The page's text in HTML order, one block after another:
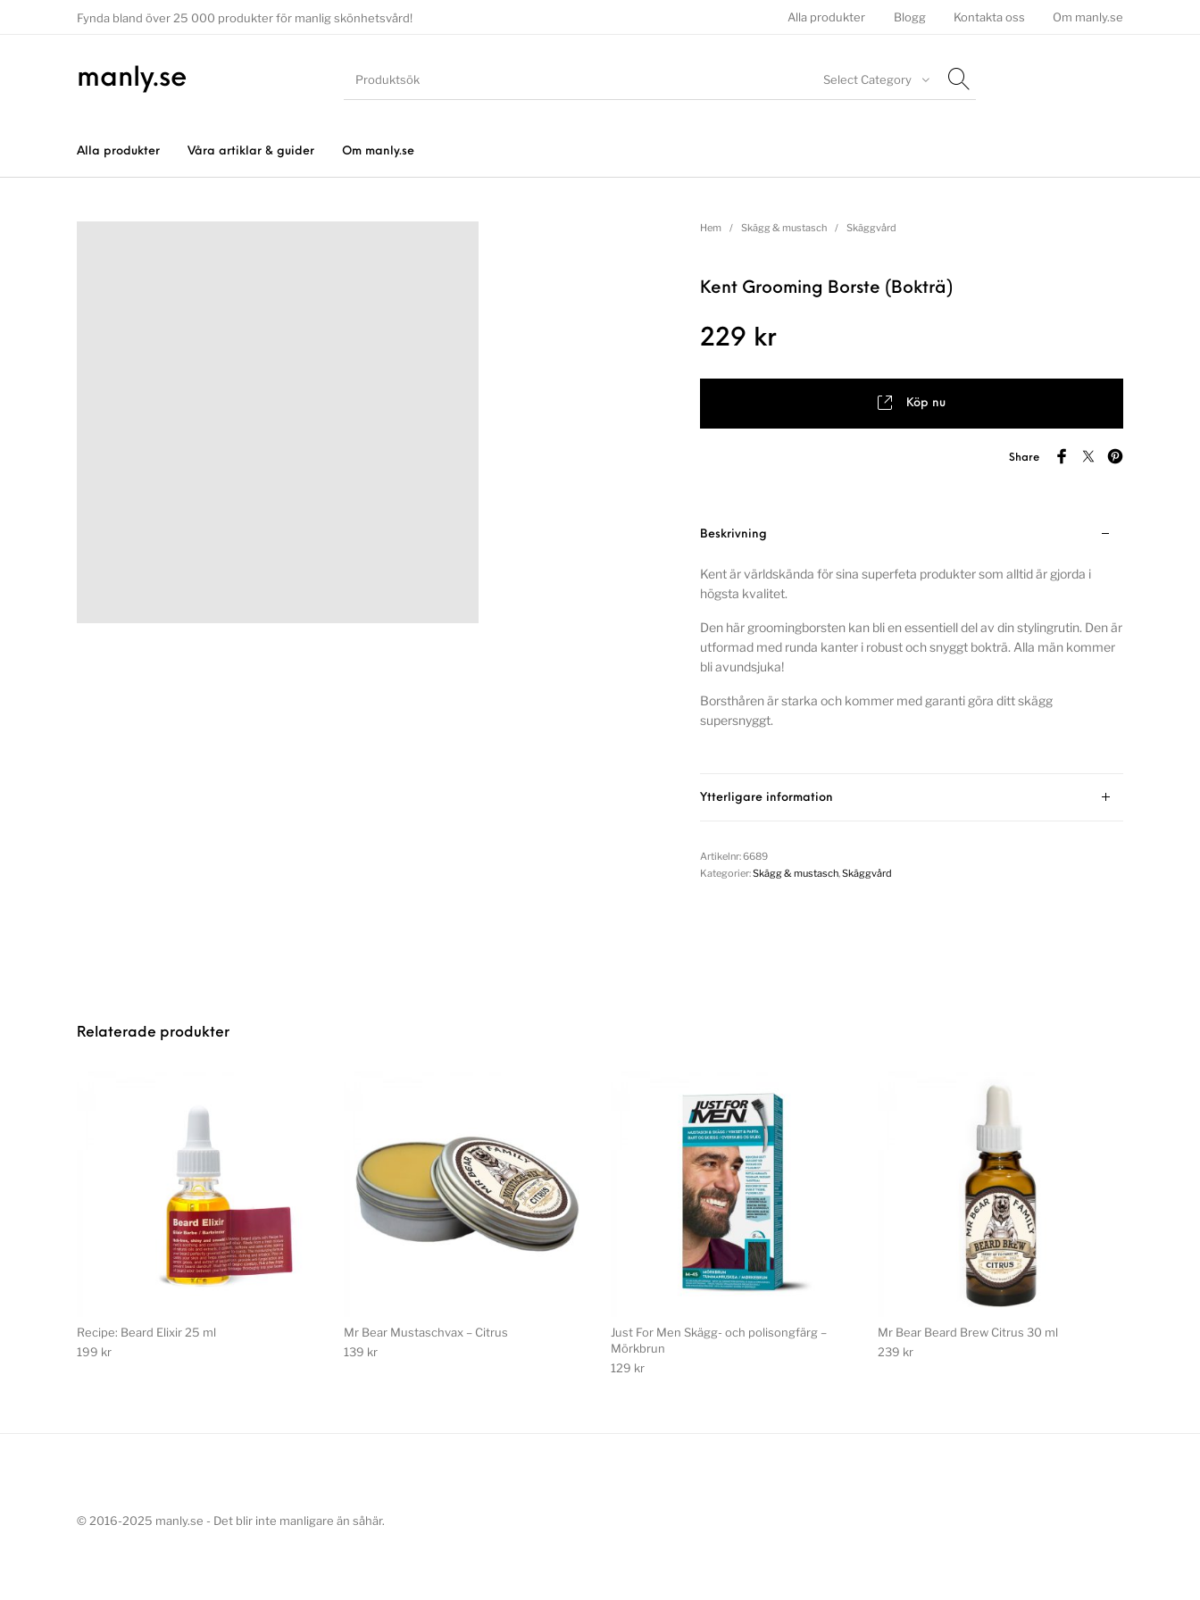
Fynda bland över 25 000 produkter för manlig skönhetsvård! Alla produkter Blogg Kontakta oss Om manly.se
manly.se Select Category
Alla produkter Våra artiklar & guider Om manly.se
Hem / Skägg & mustasch / Skäggvård
Kent Grooming Borste (Bokträ)
229 kr
Köp nu
Share
Beskrivning
Kent är världskända för sina superfeta produkter som alltid är gjorda i
högsta kvalitet.
Den här groomingborsten kan bli en essentiell del av din stylingrutin. Den är
utformad med runda kanter i robust och snyggt bokträ. Alla män kommer
bli avundsjuka!
Borsthåren är starka och kommer med garanti göra ditt skägg
supersnyggt.
Ytterligare information
Artikelnr:6689
Kategorier:Skägg & mustasch, Skäggvård
Relaterade produkter
Recipe: Beard Elixir 25 ml
199 kr
Mr Bear Mustaschvax – Citrus
139 kr
Just For Men Skägg- och polisongfärg –
Mörkbrun
129 kr
Mr Bear Beard Brew Citrus 30 ml
239 kr
© 2016-2025 manly.se - Det blir inte manligare än såhär.